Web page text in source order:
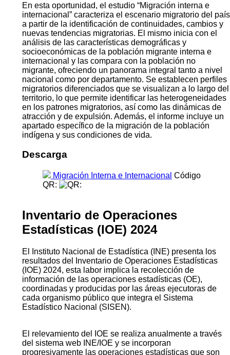
En esta oportunidad, el estudio “Migración interna e
internacional” caracteriza el escenario migratorio del país
a partir de la identificación de continuidades, cambios y
nuevas tendencias migratorias. El mismo inicia con el
análisis de las características demográficas y
socioeconómicas de la población migrante interna e
internacional y las compara con la población no
migrante, ofreciendo un panorama integral tanto a nivel
nacional como por departamento. Se establecen perfiles
migratorios diferenciados que se visualizan a lo largo del
territorio, lo que permite identificar las heterogeneidades
en los patrones migratorios, así como las dinámicas de
atracción y de expulsión. Además, el informe incluye un
apartado específico de la migración de la población
indígena y sus condiciones de vida.
Descarga
Migración Interna e Internacional Código
QR:
Inventario de Operaciones
Estadísticas (IOE) 2024
El Instituto Nacional de Estadística (INE) presenta los
resultados del Inventario de Operaciones Estadísticas
(IOE) 2024, esta labor implica la recolección de
información de las operaciones estadísticas (OE),
coordinadas y producidas por las áreas ejecutoras de
cada organismo público que integra el Sistema
Estadístico Nacional (SISEN).
El relevamiento del IOE se realiza anualmente a través
del sistema web INE/IOE y se incorporan
progresivamente las operaciones estadísticas que son